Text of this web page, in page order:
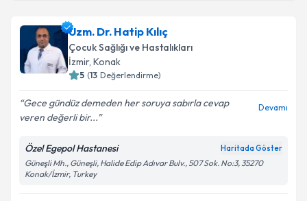
Uzm. Dr. Hatip Kılıç
Çocuk Sağlığı ve Hastalıkları
İzmir, Konak
5 (13 Değerlendirme)
Gece gündüz demeden her soruya sabırla cevap
veren değerli bir...
Devamı
Özel Egepol Hastanesi Haritada Göster
Güneşli Mh., Güneşli, Halide Edip Adıvar Bulv., 507 Sok. No:3, 35270
Konak/İzmir, Turkey